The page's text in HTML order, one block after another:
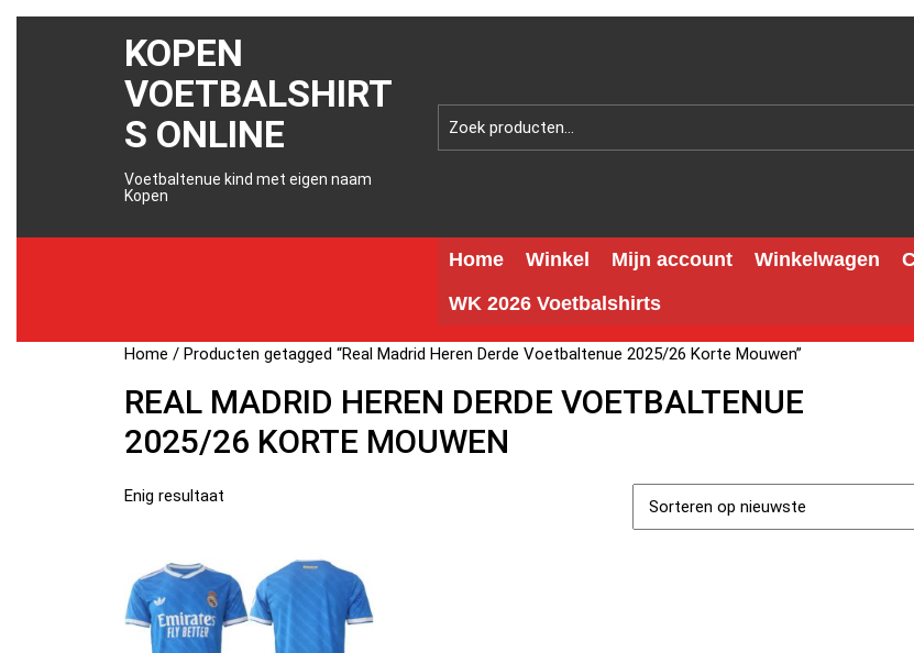
KOPEN
VOETBALSHIRT
S ONLINE
Voetbaltenue kind met eigen naam
Kopen
Home Winkel Mijn account Winkelwagen
WK 2026 Voetbalshirts
Home / Producten getagged “Real Madrid Heren Derde Voetbaltenue 2025/26 Korte Mouwen”
REAL MADRID HEREN DERDE VOETBALTENUE
2025/26 KORTE MOUWEN
Enig resultaat